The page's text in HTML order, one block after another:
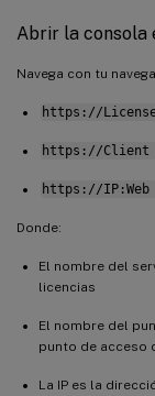
Abrir la consola
Navega con tu
https://
https://Client
https://
Donde:
El nombre del
licencias
El nombre del
punto de acceso
La IP es la